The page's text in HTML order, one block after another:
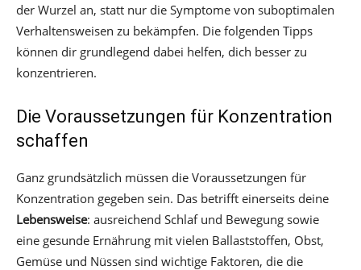
der Wurzel an, statt nur die Symptome von suboptimalen
Verhaltensweisen zu bekämpfen. Die folgenden Tipps
können dir grundlegend dabei helfen, dich besser zu
konzentrieren.
Die Voraussetzungen für Konzentration
schaffen
Ganz grundsätzlich müssen die Voraussetzungen für
Konzentration gegeben sein. Das betrifft einerseits deine
Lebensweise: ausreichend Schlaf und Bewegung sowie
eine gesunde Ernährung mit vielen Ballaststoffen, Obst,
Gemüse und Nüssen sind wichtige Faktoren, die die